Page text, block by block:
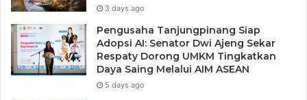
3 days ago
Pengusaha Tanjungpinang Siap
Adopsi AI: Senator Dwi Ajeng Sekar
Respaty Dorong UMKM Tingkatkan
Daya Saing Melalui AIM ASEAN
5 days ago